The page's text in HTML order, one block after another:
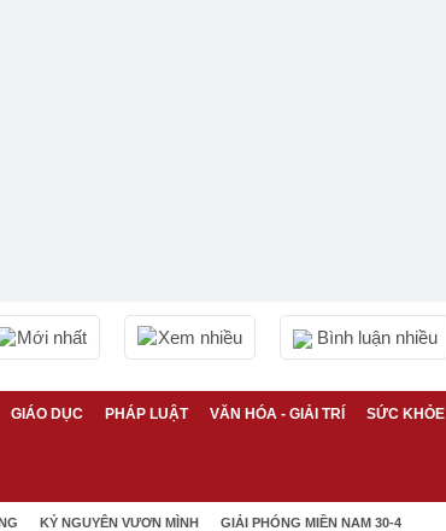
Mới nhất Xem nhiều Bình luận nhiều
GIÁO DỤC PHÁP LUẬT VĂN HÓA - GIẢI TRÍ SỨC KHỎE
KỶ NGUYÊN VƯƠN MÌNH GIẢI PHÓNG MIỀN NAM 30-4